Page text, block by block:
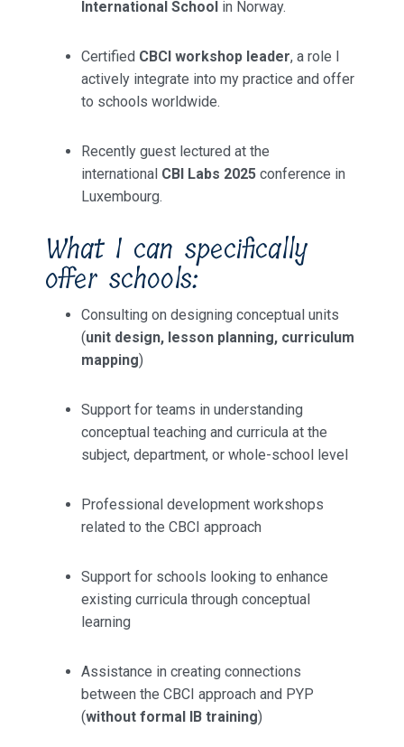
International School in Norway.
Certified CBCI workshop leader, a role I
actively integrate into my practice and offer
to schools worldwide.
Recently guest lectured at the
international CBI Labs 2025 conference in
Luxembourg.
What I can specifically
offer schools:
Consulting on designing conceptual units
(unit design, lesson planning, curriculum
mapping)
Support for teams in understanding
conceptual teaching and curricula at the
subject, department, or whole-school level
Professional development workshops
related to the CBCI approach
Support for schools looking to enhance
existing curricula through conceptual
learning
Assistance in creating connections
between the CBCI approach and PYP
(without formal IB training)